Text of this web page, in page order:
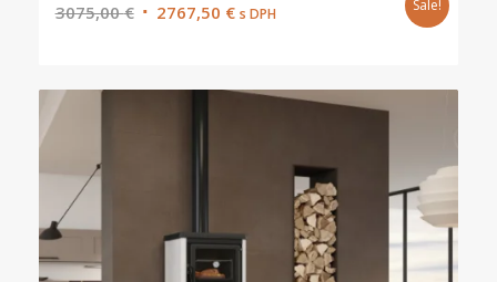
3075,00€ Original
3075,00 €.
2767,50 €Current
2767,50 €.
s DPH Sale!